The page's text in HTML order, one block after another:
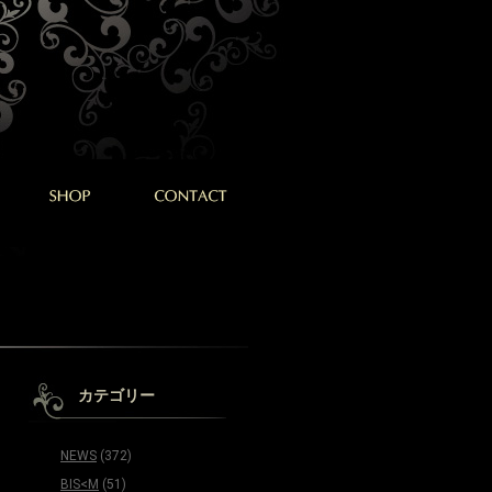
カテゴリー
NEWS (372)
BIS<M (51)